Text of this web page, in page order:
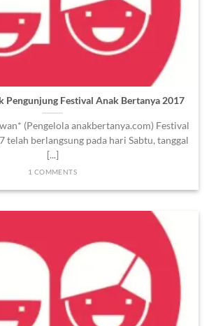
Pengunjung Festival Anak Bertanya 2017
(Pengelola anakbertanya.com) Festival
telah berlangsung pada hari Sabtu, tanggal
[...]
1 COMMENTS